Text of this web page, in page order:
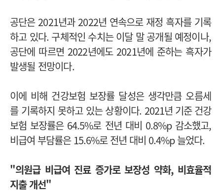
공단은 2021년과 2022년 연속으로 재정 흑자를 기록
하고 있다. 구체적인 수치는 이달 말 공개될 예정이나,
공단에 따르면 2022년에도 2021년에 준하는 흑자가
발생될 전망이다.
이에 비해 건강보험 보장률 달성은 생각만큼 오름세
를 기록하지 못하고 있는 상황이다. 2021년 기준 건강
보험 보장률은 64.5%로 전년 대비 0.8%p 감소했고,
비급여 부담률은 15.6%로 전년 대비 0.4%p 늘었다.
"의원급 비급여 진료 증가로 보장성 약화, 비효율적
지출 개선"